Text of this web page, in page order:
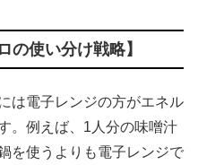
の使い分け戦略】
は電子レンジの方がエネル
。例えば、1人分の味噌汁
を使うよりも電子レンジで